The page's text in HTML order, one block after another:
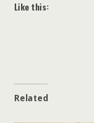
Like this:
Related